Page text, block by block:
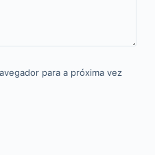
para a próxima vez